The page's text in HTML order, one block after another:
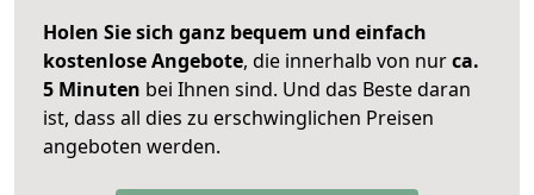
Holen Sie sich ganz bequem und einfach
kostenlose Angebote, die innerhalb von nurca.
5 Minuten bei Ihnen sind. Und das Beste daran
ist, dass all dies zu erschwinglichen Preisen
angeboten werden.